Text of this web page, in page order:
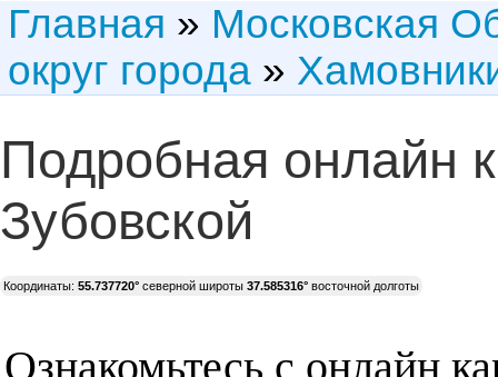
Главная » Московская
округ города »
Подробная онлайн
Зубовской
Координаты: 55.737720° северной широты 37.585316° восточной долготы
Ознакомьтесь с онлайн